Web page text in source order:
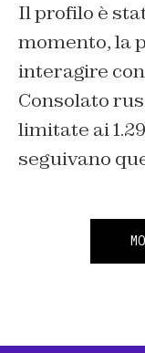
Il profilo è
momento, la
interagire
Consolato
limitate ai
seguivano